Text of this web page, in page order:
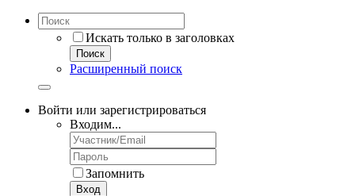
Искать только в заголовках
Поиск
Расширенный поиск
Войти или зарегистрироваться
Входим...
Запомнить
Вход